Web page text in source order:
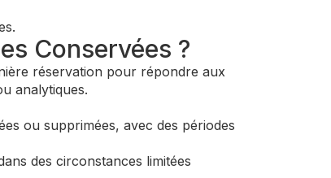
Conservées ?
réservation pour répondre aux
analytiques.
ou supprimées, avec des périodes
des circonstances limitées